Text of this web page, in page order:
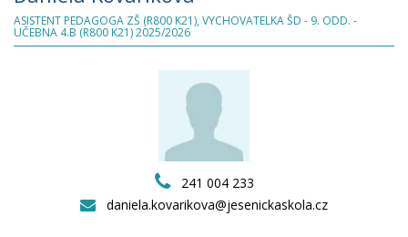
ASISTENT PEDAGOGA ZŠ (R800 K21), VYCHOVATELKA ŠD - 9. ODD. -
UČEBNA 4.B (R800 K21) 2025/2026
241 004 233
daniela.kovarikova@jesenickaskola.cz